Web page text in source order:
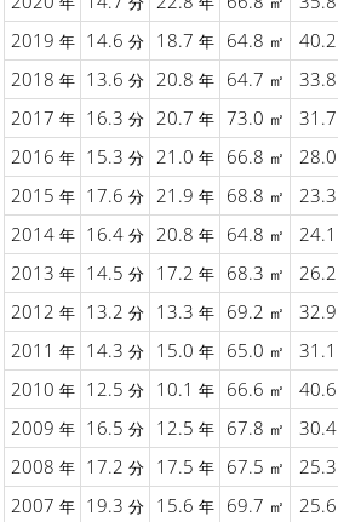
2019 年 14.6 分 18.7 年 64.8 ㎡ 40.2
2018 年 13.6 分 20.8 年 64.7 ㎡ 33.8
2017 年 16.3 分 20.7 年 73.0 ㎡ 31.7
2016 年 15.3 分 21.0 年 66.8 ㎡ 28.0
2015 年 17.6 分 21.9 年 68.8 ㎡ 23.3
2014 年 16.4 分 20.8 年 64.8 ㎡ 24.1
2013 年 14.5 分 17.2 年 68.3 ㎡ 26.2
2012 年 13.2 分 13.3 年 69.2 ㎡ 32.9
2011 年 14.3 分 15.0 年 65.0 ㎡ 31.1
2010 年 12.5 分 10.1 年 66.6 ㎡ 40.6
2009 年 16.5 分 12.5 年 67.8 ㎡ 30.4
2008 年 17.2 分 17.5 年 67.5 ㎡ 25.3
2007 年 19.3 分 15.6 年 69.7 ㎡ 25.6